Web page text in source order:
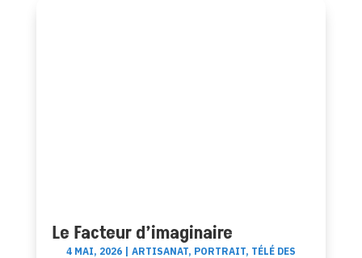
Le Facteur d’imaginaire
4 MAI, 2026| ARTISANAT, PORTRAIT, TÉLÉ DES